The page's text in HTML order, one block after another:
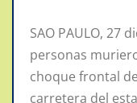
SAO PAULO, 27
personas
choque frontal
carretera del